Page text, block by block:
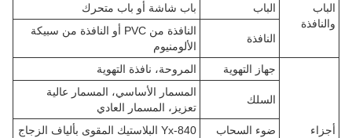
الباب
والنافذة
الباب
باب شاشة أو باب متحرك
النافذة
النافذة من PVC أو النافذة من سبيكة
الألومنيوم
أجزاء
جهاز التهوية المروحة، نافذة التهوية
السلك
المسمار الأساسي، المسمار عالية
تعزيز، المسمار العادي
ضوء السحاب
Yx-840 البلاستيك المقوى بألياف الزجاج